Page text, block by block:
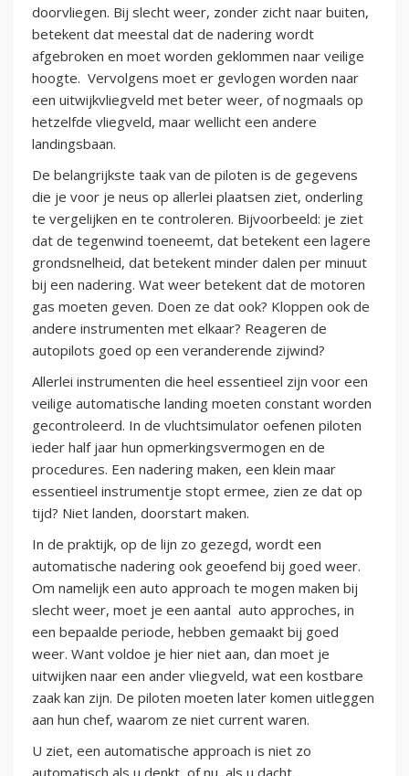
doorvliegen. Bij slecht weer, zonder zicht naar buiten,
betekent dat meestal dat de nadering wordt
afgebroken en moet worden geklommen naar veilige
hoogte. Vervolgens moet er gevlogen worden naar
een uitwijkvliegveld met beter weer, of nogmaals op
hetzelfde vliegveld, maar wellicht een andere
landingsbaan.
De belangrijkste taak van de piloten is de gegevens
die je voor je neus op allerlei plaatsen ziet, onderling
te vergelijken en te controleren. Bijvoorbeeld: je ziet
dat de tegenwind toeneemt, dat betekent een lagere
grondsnelheid, dat betekent minder dalen per minuut
bij een nadering. Wat weer betekent dat de motoren
gas moeten geven. Doen ze dat ook? Kloppen ook de
andere instrumenten met elkaar? Reageren de
autopilots goed op een veranderende zijwind?
Allerlei instrumenten die heel essentieel zijn voor een
veilige automatische landing moeten constant worden
gecontroleerd. In de vluchtsimulator oefenen piloten
ieder half jaar hun opmerkingsvermogen en de
procedures. Een nadering maken, een klein maar
essentieel instrumentje stopt ermee, zien ze dat op
tijd? Niet landen, doorstart maken.
In de praktijk, op de lijn zo gezegd, wordt een
automatische nadering ook geoefend bij goed weer.
Om namelijk een auto approach te mogen maken bij
slecht weer, moet je een aantal auto approches, in
een bepaalde periode, hebben gemaakt bij goed
weer. Want voldoe je hier niet aan, dan moet je
uitwijken naar een ander vliegveld, wat een kostbare
zaak kan zijn. De piloten moeten later komen uitleggen
aan hun chef, waarom ze niet current waren.
U ziet, een automatische approach is niet zo